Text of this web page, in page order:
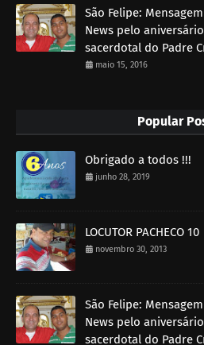
São Felipe:
News pelo
sacerdotal do Padre
maio 15, 2016
Popular
Obrigado a todos !!!
junho 28, 2019
LOCUTOR PACHECO 10
novembro 30, 2013
São Felipe:
News pelo
sacerdotal do Padre